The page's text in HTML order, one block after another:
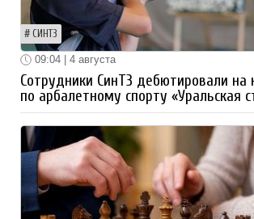
СИНТЗ
09:04 | 4 августа
Сотрудники СинТЗ дебютировали на
по арбалетному спорту «Уральская